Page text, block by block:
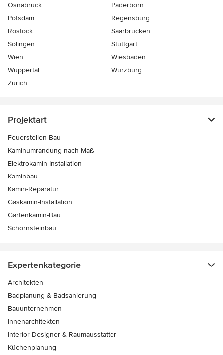
Osnabrück
Paderborn
Potsdam
Regensburg
Rostock
Saarbrücken
Solingen
Stuttgart
Wien
Wiesbaden
Wuppertal
Würzburg
Zürich
Projektart
Feuerstellen-Bau
Kaminumrandung nach Maß
Elektrokamin-Installation
Kaminbau
Kamin-Reparatur
Gaskamin-Installation
Gartenkamin-Bau
Schornsteinbau
Expertenkategorie
Architekten
Badplanung & Badsanierung
Bauunternehmen
Innenarchitekten
Interior Designer & Raumausstatter
Küchenplanung